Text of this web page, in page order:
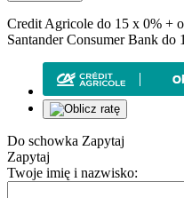
Credit Agricole do 15 x 0% +
Santander Consumer Bank do
Do schowka Zapytaj
Zapytaj
Twoje imię i nazwisko: